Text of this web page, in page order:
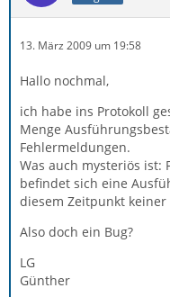
13. März 2009 um 19:58
Hallo nochmal,
ich habe ins Protokoll
Menge
Fehlermeldungen.
Was auch mysteriös ist:
befindet sich eine
diesem Zeitpunkt
Also doch ein Bug?
LG
Günther